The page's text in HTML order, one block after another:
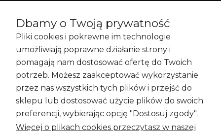
Zakupy i Zwroty
Informacje
Dbamy o Twoją prywatność
Pliki cookies i pokrewne im technologie
umożliwiają poprawne działanie strony i
pomagają nam dostosować ofertę do Twoich
potrzeb. Możesz zaakceptować wykorzystanie
przez nas wszystkich tych plików i przejść do
sklepu lub dostosować użycie plików do swoich
preferencji, wybierając opcję "Dostosuj zgody".
Więcej o plikach cookies przeczytasz w naszej